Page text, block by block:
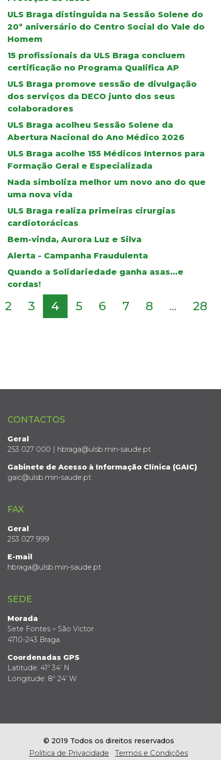
ULS Braga distinguida na Sessão Solene do
20º aniversário do Centro Social do Vale do
Homem
15 profissionais da ULS Braga concluem
certificação no Programa Qualifica AP
ULS Braga promove sessão de divulgação
dos serviços da DECO junto dos seus
colaboradores
ULS Braga acolheu Sessão Solene da
Abertura Nacional do Ano Médico 2026
ULS Braga acolhe 155 Médicos Internos para
Formação Geral e Especializada
Nada simboliza melhor um novo ano do que
uma nova vida
ULS Braga realiza primeiras cirurgias
cardiotorácicas
Bem-vinda, Aurora Luz e Silva
Alerta - Campanha Fraudulenta
Quando a Solidariedade ganha asas...e
cordas!
2 3 4 5 6 7 8 ... 28
CONTACTOS
Geral
253 027 000 | hbraga@ulsb.min-saude.pt
Gabinete de Acesso à Informação Clínica (GAIC)
gaic@ulsb.min-saude.pt
FAX
Geral
253 027 999
E-mail
hbraga@ulsb.min-saude.pt
SEDE
Morada
Sete Fontes – São Victor
4710-243 Braga
Coordenadas GPS
Latitude: 41º 34’ N
Longitude: 8º 24’ W
© 2019 Todos os direitos reservados
Política de Privacidade
Termos e Condições